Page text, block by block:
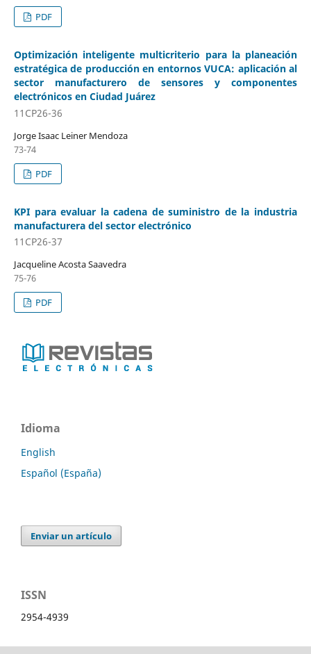
PDF
Optimización inteligente multicriterio para la planeación
estratégica de producción en entornos VUCA: aplicación al
sector manufacturero de sensores y componentes
electrónicos en Ciudad Juárez
11CP26-36
Jorge Isaac Leiner Mendoza
73-74
PDF
KPI para evaluar la cadena de suministro de la industria
manufacturera del sector electrónico
11CP26-37
Jacqueline Acosta Saavedra
75-76
PDF
Idioma
English
Español (España)
Enviar un artículo
ISSN
2954-4939